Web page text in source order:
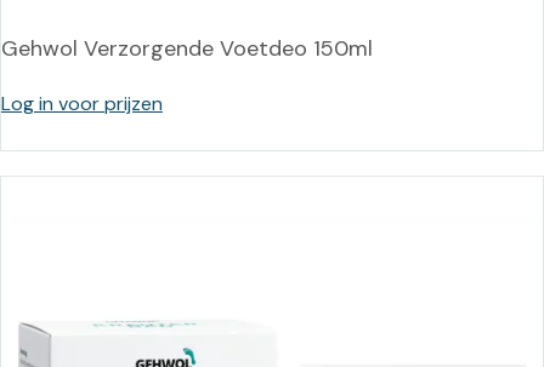
Gehwol Verzorgende Voetdeo 150ml
Log in voor prijzen